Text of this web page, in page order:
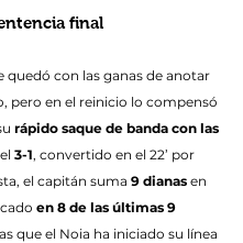
final
quedó con las ganas de anotar
pero en el reinicio lo compensó
rápido saque de banda con las
3-1, convertido en el 22’ por
el capitán suma 9 dianas en
en 8 de las últimas 9
que el Noia ha iniciado su línea